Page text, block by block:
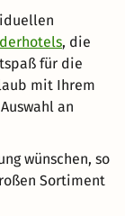
, die
für die
mit Ihrem
an
wünschen, so
Sortiment